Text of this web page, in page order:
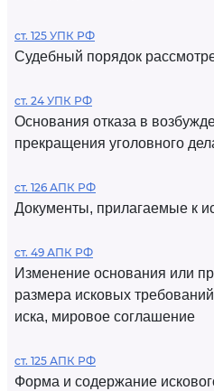
ст. 125 УПК РФ
Судебный порядок
ст. 24 УПК РФ
Основания отказа в
прекращения уголовного
ст. 126 АПК РФ
Документы, прилагаемые к
ст. 49 АПК РФ
Изменение основания или
размера исковых
иска, мировое соглашение
ст. 125 АПК РФ
Форма и содержание